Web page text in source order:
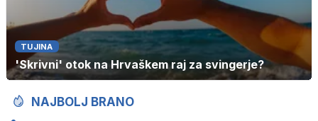
TUJINA
'Skrivni' otok na Hrvaškem raj za svingerje?
NAJBOLJ BRANO